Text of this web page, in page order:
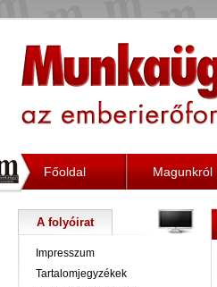
Főoldal Magunkról
A folyóirat
Impresszum
Tartalomjegyzékek